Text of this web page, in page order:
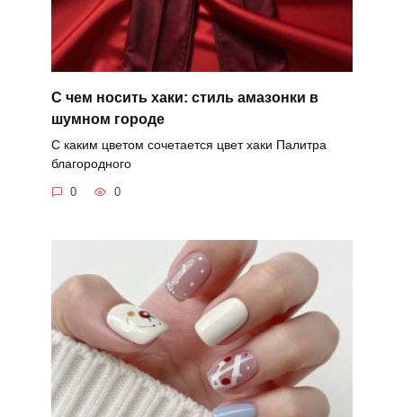
С чем носить хаки: стиль амазонки в
шумном городе
С каким цветом сочетается цвет хаки Палитра
благородного
0 0